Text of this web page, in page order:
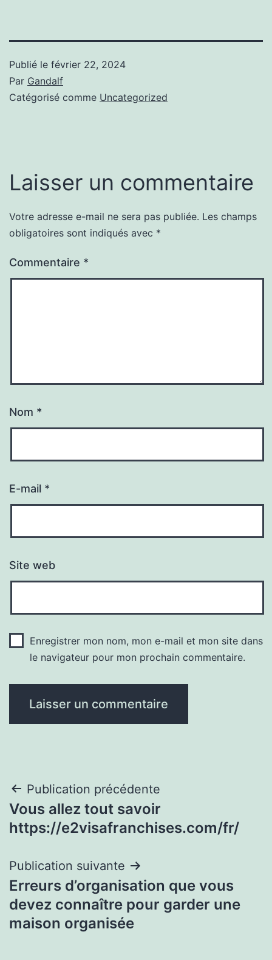
Publié le février 22, 2024
Par Gandalf
Catégorisé comme Uncategorized
Laisser un commentaire
Votre adresse e-mail ne sera pas publiée. Les champs
obligatoires sont indiqués avec *
Commentaire *
Nom *
E-mail *
Site web
Enregistrer mon nom, mon e-mail et mon site dans
le navigateur pour mon prochain commentaire.
Navigation
de
Publication précédente
Vous allez tout savoir
https://e2visafranchises.com/fr/
Publication suivante
Erreurs d’organisation que vous
devez connaître pour garder une
maison organisée